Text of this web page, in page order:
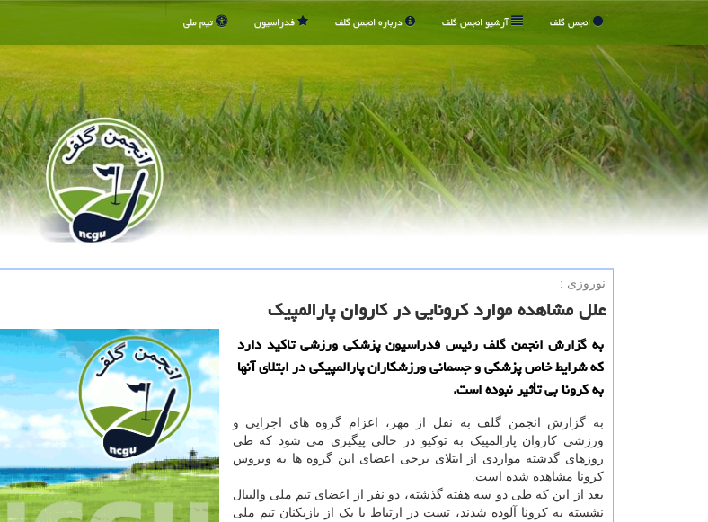
انجمن گلف آرشیو انجمن گلف درباره انجمن گلف فدراسیون تیم ملی
نوروزی :
علل مشاهده موارد کرونایی در کاروان پارالمپیک
به گزارش انجمن گلف رئیس فدراسیون پزشکی ورزشی تاکید دارد
که شرایط خاص پزشکی و جسمانی ورزشکاران پارالمپیکی در ابتلای آنها
به کرونا بی تأثیر نبوده است.
به گزارش انجمن گلف به نقل از مهر، اعزام گروه های اجرایی و
ورزشی کاروان پارالمپیک به توکیو در حالی پیگیری می شود که طی
روزهای گذشته مواردی از ابتلای برخی اعضای این گروه ها به ویروس
کرونا مشاهده شده است.
بعد از این که طی دو سه هفته گذشته، دو نفر از اعضای تیم ملی والیبال
نشسته به کرونا آلوده شدند، تست در ارتباط با یک از بازیکنان تیم ملی